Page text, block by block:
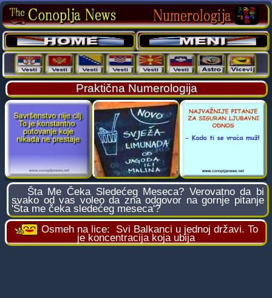
Praktična Numerologija
Šta Me Čeka Sledećeg Meseca? Verovatno da bi
svako od vas voleo da zna odgovor na gornje pitanje
'Šta me čeka sledećeg meseca'?
Osmeh na lice: Svi Balkanci u jednoj državi. To
je koncentracija koja ubija